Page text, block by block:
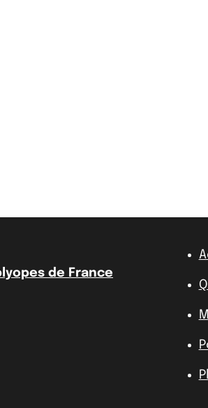
de France